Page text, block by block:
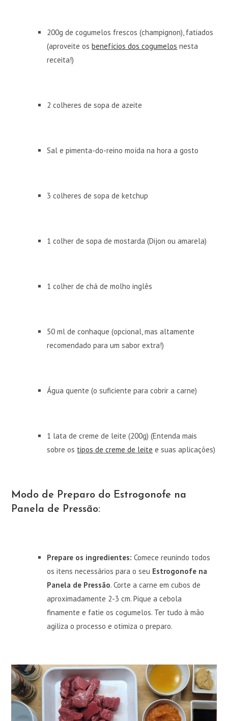
200g de cogumelos frescos (champignon), fatiados
(aproveite osbenefícios dos cogumelos nesta
receita!)
2 colheres de sopa de azeite
Sal e pimenta-do-reino moída na hora a gosto
3 colheres de sopa de ketchup
1 colher de sopa de mostarda (Dijon ou amarela)
1 colher de chá de molho inglês
50 ml de conhaque (opcional, mas altamente
recomendado para um sabor extra!)
Água quente (o suficiente para cobrir a carne)
1 lata de creme de leite (200g) (Entenda mais
sobre os tipos de creme de leite e suas aplicações)
Modo de Preparo do Estrogonofe na
Panela de Pressão:
Prepare os ingredientes: Comece reunindo todos
os itens necessários para o seu Estrogonofe na
Panela de Pressão. Corte a carne em cubos de
aproximadamente 2-3 cm. Pique a cebola
finamente e fatie os cogumelos. Ter tudo à mão
agiliza o processo e otimiza o preparo.